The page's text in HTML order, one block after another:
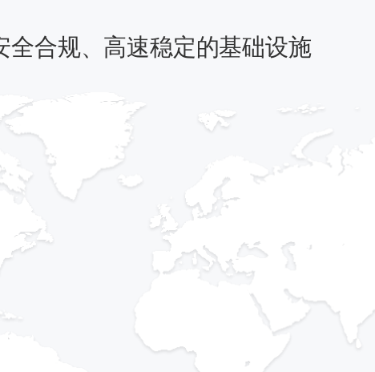
全合规、高速稳定的基础设施